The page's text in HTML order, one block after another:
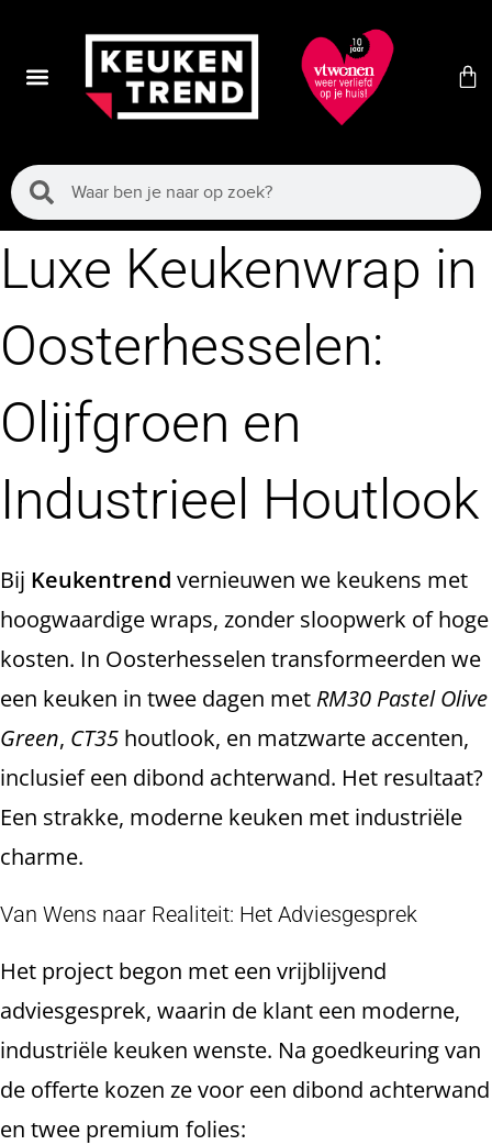
Luxe Keukenwrap in
Oosterhesselen:
Olijfgroen en
Industrieel Houtlook
Bij Keukentrend vernieuwen we keukens met
hoogwaardige wraps, zonder sloopwerk of hoge
kosten. In Oosterhesselen transformeerden we
een keuken in twee dagen met RM30 Pastel Olive
Green, CT35 houtlook, en matzwarte accenten,
inclusief een dibond achterwand. Het resultaat?
Een strakke, moderne keuken met industriële
charme.
Van Wens naar Realiteit: Het Adviesgesprek
Het project begon met een vrijblijvend
adviesgesprek, waarin de klant een moderne,
industriële keuken wenste. Na goedkeuring van
de offerte kozen ze voor een dibond achterwand
en twee premium folies: